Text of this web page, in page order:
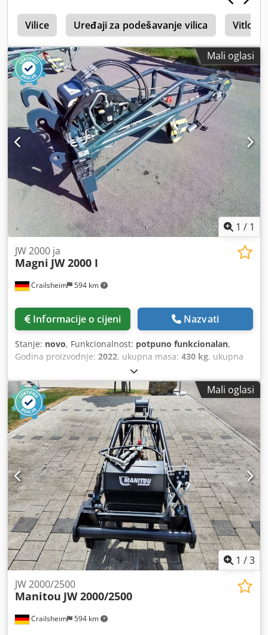
Vilice Uređaji za podešavanje vilica Vitlo
Mali oglasi
1 / 1
Crailsheim 594 km
JW 2000 ja
Magni JW 2000 I
Informacije o cijeni Nazvati
Stanje: novo, Funkcionalnost: potpuno funkcionalan,
Godina proizvodnje: 2022, ukupna masa: 430 kg, ukupna
, ukupna duljina:
širina:820 mm, nosivost:2.000 kg, Vitlo s rešetkastim
stupom Proizvođač: Magni Tip: JW 2000 I Godina
proizvodnje: 2022 Visina (mm): 1.200 Crjdpsxqhw Aofx
Aptsf Duljina (mm): 2.300 Nosivost (kg): 2.000 Težina (kg):
430 Širina (mm): 820
Mali oglasi
1 /3
Crailsheim 594 km
JW 2000/2500
Manitou JW 2000/2500